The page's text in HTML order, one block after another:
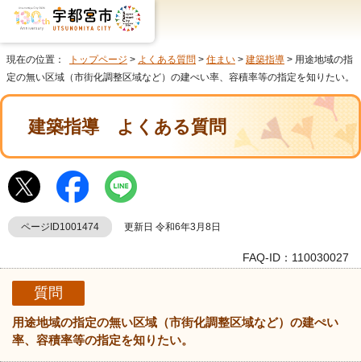
現在の位置： トップページ > よくある質問 > 住まい > 建築指導 > 用途地域の指
定の無い区域（市街化調整区域など）の建ぺい率、容積率等の指定を知りたい。
建築指導 よくある質問
ページID1001474 更新日 令和6年3月8日
FAQ-ID：110030027
質問
用途地域の指定の無い区域（市街化調整区域など）の建ぺい
率、容積率等の指定を知りたい。